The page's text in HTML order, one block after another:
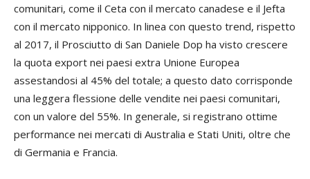
comunitari, come il Ceta con il mercato canadese e il Jefta
con il mercato nipponico. In linea con questo trend, rispetto
al 2017, il Prosciutto di San Daniele Dop ha visto crescere
la quota export nei paesi extra Unione Europea
assestandosi al 45% del totale; a questo dato corrisponde
una leggera flessione delle vendite nei paesi comunitari,
con un valore del 55%. In generale, si registrano ottime
performance nei mercati di Australia e Stati Uniti, oltre che
di Germania e Francia.